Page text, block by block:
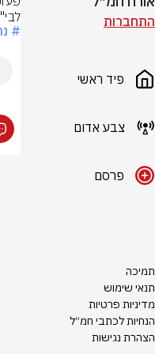
התחברות
פיד ראשי
צבע אדום
פרסם
תמיכה
תנאי שימוש
מדיניות פרטיות
הנחיות לכתבי חמ״ל
הצהרת נגישות
#